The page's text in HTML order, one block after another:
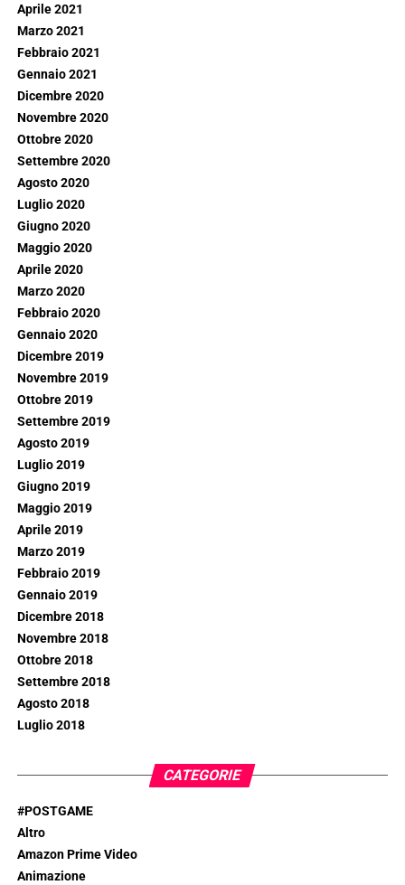
Aprile 2021
Marzo 2021
Febbraio 2021
Gennaio 2021
Dicembre 2020
Novembre 2020
Ottobre 2020
Settembre 2020
Agosto 2020
Luglio 2020
Giugno 2020
Maggio 2020
Aprile 2020
Marzo 2020
Febbraio 2020
Gennaio 2020
Dicembre 2019
Novembre 2019
Ottobre 2019
Settembre 2019
Agosto 2019
Luglio 2019
Giugno 2019
Maggio 2019
Aprile 2019
Marzo 2019
Febbraio 2019
Gennaio 2019
Dicembre 2018
Novembre 2018
Ottobre 2018
Settembre 2018
Agosto 2018
Luglio 2018
CATEGORIE
#POSTGAME
Altro
Amazon Prime Video
Animazione